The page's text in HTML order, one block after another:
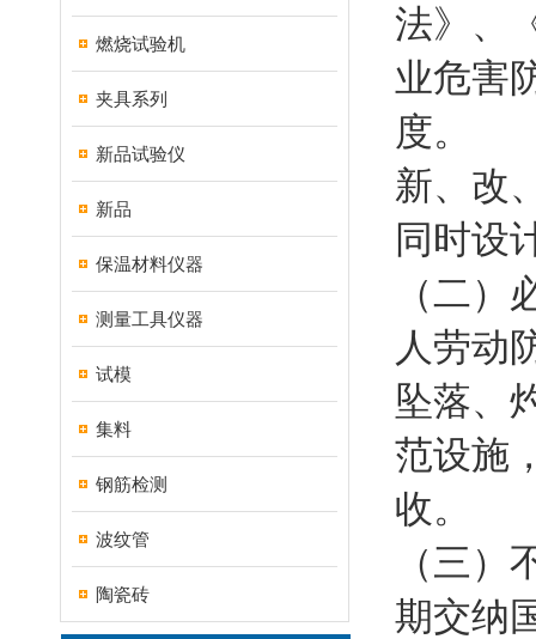
燃烧试验机
夹具系列
新品试验仪
新品
保温材料仪器
测量工具仪器
试模
集料
钢筋检测
波纹管
陶瓷砖
法》、
业危害
度。
新、改
同时设
（二
人劳动
坠落、
范设施
收。
（三
期交纳